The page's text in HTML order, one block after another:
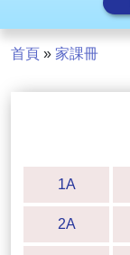
首頁 » 家課冊
1A
2A